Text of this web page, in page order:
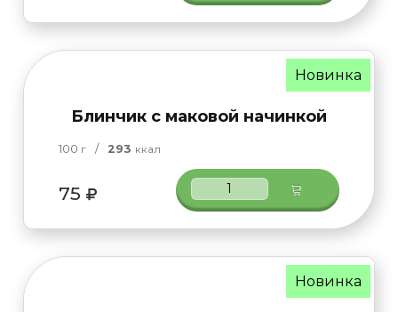
Новинка
Блинчик с маковой начинкой
100 г / 293 ккал
75
Новинка